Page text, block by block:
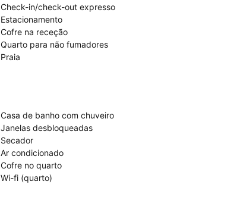
Check-in/check-out expresso
Estacionamento
Cofre na receção
Quarto para não fumadores
Praia
Casa de banho com chuveiro
Janelas desbloqueadas
Secador
Ar condicionado
Cofre no quarto
Wi-fi (quarto)